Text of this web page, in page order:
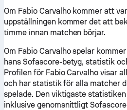
Om Fabio Carvalho kommer att
uppställningen kommer det att
timme innan matchen börjar.
Om Fabio Carvalho spelar
hans Sofascore-betyg, statistik
Profilen för Fabio Carvalho visar
och har statistik för alla matcher
spelade. Den viktigaste
inklusive genomsnittligt